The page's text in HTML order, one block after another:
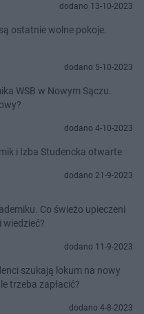
dodano 13-10-2023
ostatnie wolne pokoje.
dodano 5-10-2023
WSB w Nowym Sączu.
dodano 4-10-2023
i Izba Studencka otwarte
dodano 21-9-2023
Co świeżo upieczeni
dodano 11-9-2023
szukają lokum na nowy
trzeba zapłacić?
dodano 4-8-2023